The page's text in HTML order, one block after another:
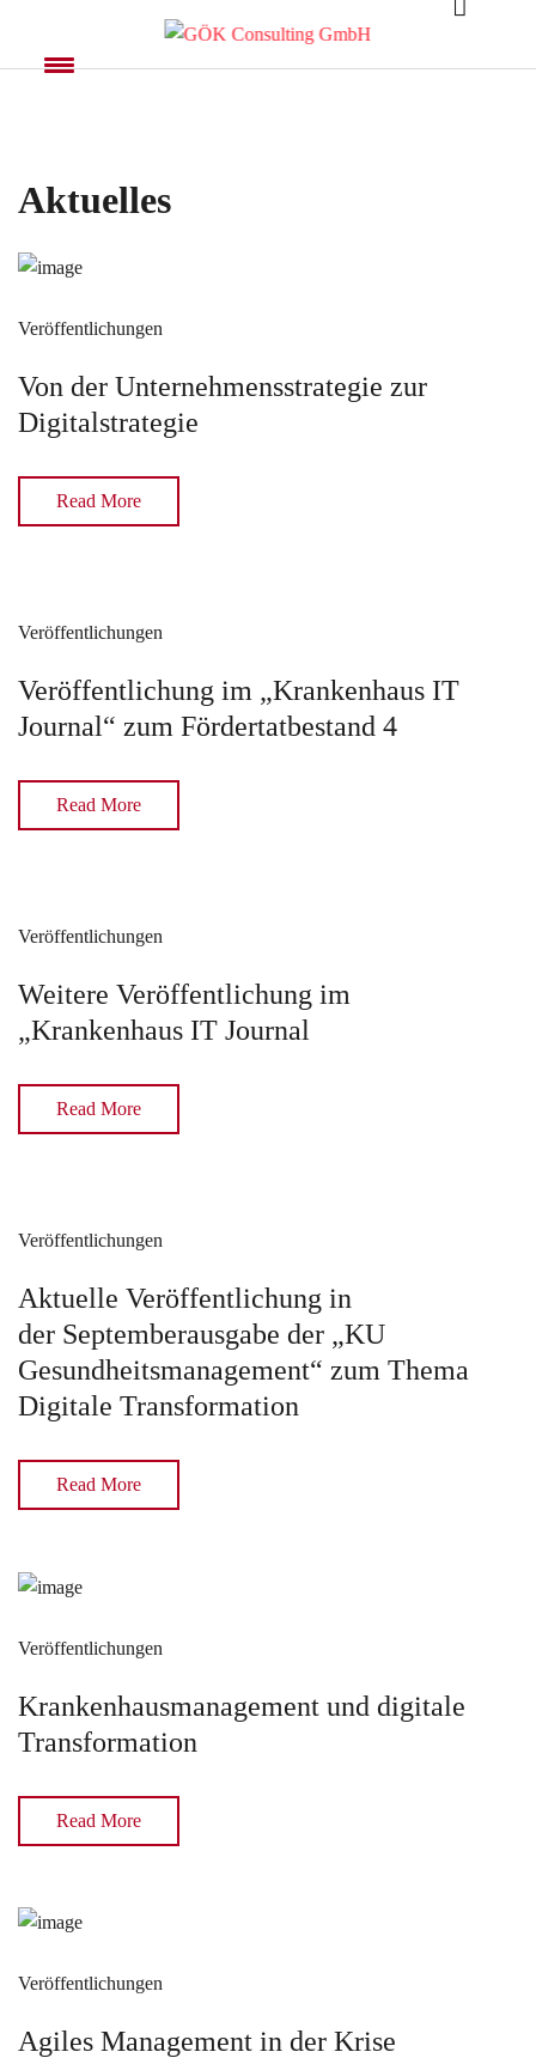
Aktuelles
Veröffentlichungen
Von der Unternehmensstrategie zur
Digitalstrategie
Read More
Veröffentlichungen
Veröffentlichung im „Krankenhaus IT
Journal“ zum Fördertatbestand 4
Read More
Veröffentlichungen
Weitere Veröffentlichung im
„Krankenhaus IT Journal
Read More
Veröffentlichungen
Aktuelle Veröffentlichung in
der Septemberausgabe der „KU
Gesundheitsmanagement“ zum Thema
Digitale Transformation
Read More
Veröffentlichungen
Krankenhausmanagement und digitale
Transformation
Read More
Veröffentlichungen
Agiles Management in der Krise